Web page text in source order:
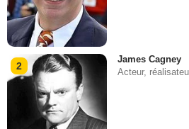
2
James Cagney
Acteur,